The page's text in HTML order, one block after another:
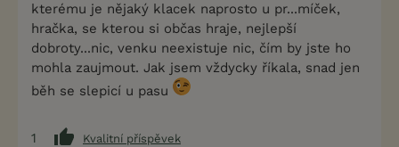
kterému je nějaký klacek naprosto u pr...míček,
hračka, se kterou si občas hraje, nejlepší
dobroty...nic, venku neexistuje nic, čím by jste ho
mohla zaujmout. Jak jsem vždycky říkala, snad jen
běh se slepicí u pasu
1
Kvalitní příspěvek